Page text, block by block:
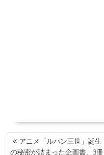
投
稿
アニメ「ルパン三世」誕生
の秘密が詰まった企画書、3冊